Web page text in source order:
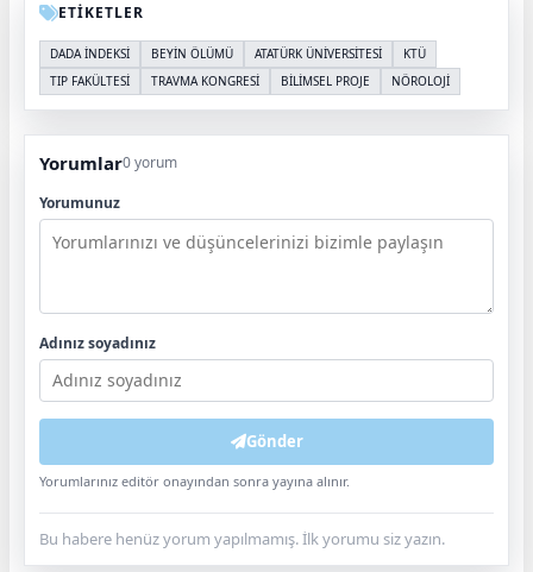
ETİKETLER
DADA İNDEKSİ BEYİN ÖLÜMÜ ATATÜRK ÜNİVERSİTESİ
KTÜ
TIP FAKÜLTESİ
TRAVMA KONGRESİ BİLİMSEL PROJE NÖROLOJİ
Yorumlar0 yorum
Yorumunuz
Adınız soyadınız
Gönder
Yorumlarınız editör onayından sonra yayına alınır.
Bu habere henüz yorum yapılmamış. İlk yorumu siz yazın.